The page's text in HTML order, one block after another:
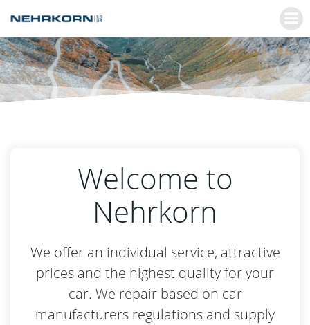
springen
Welcome to
Nehrkorn
We offer an individual service, attractive
prices and the highest quality for your
car. We repair based on car
manufacturers regulations and supply